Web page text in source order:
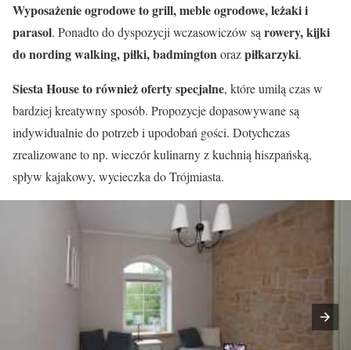
Wyposażenie ogrodowe to grill, meble ogrodowe, leżaki i
parasol. Ponadto do dyspozycji wczasowiczów są rowery, kijki
do nording walking, piłki, badmingtonorazpiłkarzyki.
Siesta House to również oferty specjalne, które umilą czas w
bardziej kreatywny sposób. Propozycje dopasowywane są
indywidualnie do potrzeb i upodobań gości. Dotychczas
zrealizowane to np. wieczór kulinarny z kuchnią hiszpańską,
spływ kajakowy, wycieczka do Trójmiasta.